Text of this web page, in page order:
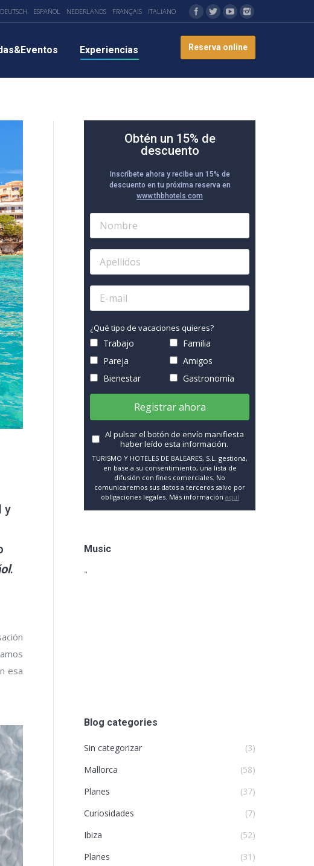
DEUTSCH ESPAÑOL NEDERLANDS FRANÇAIS ITALIANO
Experiencias Reserva online
y
.
esa
Obtén un 15% de
descuento
Inscríbete ahora y recibe un 15% de
descuento en tu próxima reserva en
www.thbhotels.com
¿Qué tipo de vacaciones quieres?
Trabajo
Familia
Pareja
Amigos
Bienestar
Gastronomía
Registrar ahora
Al pulsar el botón de envío manifiesta
haber leído esta información.
TURISMO Y HOTELES DE BALEARES, S.L. gestiona,
en base a su consentimiento, una lista de
difusión con fines comerciales. No
comunicaremos sus datos a terceros salvo por
obligaciones legales. Más información aquí
Music
"
Blog categories
Sin categorizar
(3)
Mallorca
(58)
Planes
(37)
Curiosidades
(7)
Ibiza
(52)
Planes
(31)